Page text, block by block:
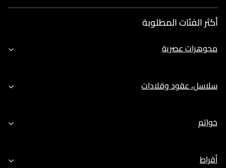
أكثر الفئات المطلوبة
مجوهرات عصرية
سلاسل، عقود وقلادات
خواتم
أقراط